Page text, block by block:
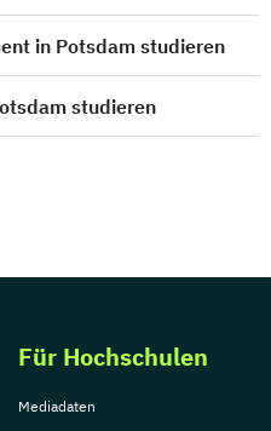
in Potsdam studieren
studieren
Für Hochschulen
Mediadaten